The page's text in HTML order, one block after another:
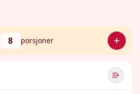
8 porsjoner